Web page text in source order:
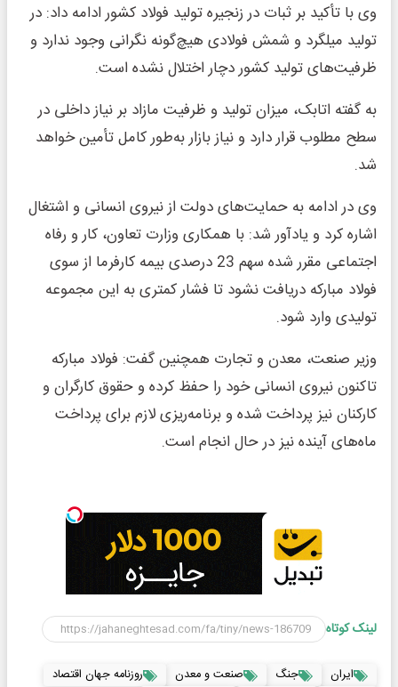
وی با تأکید بر ثبات در زنجیره تولید فولاد کشور ادامه داد: در
تولید میلگرد و شمش فولادی هیچ‌گونه نگرانی وجود ندارد و
ظرفیت‌های تولید کشور دچار اختلال نشده است.
به گفته اتابک، میزان تولید و ظرفیت مازاد بر نیاز داخلی در
سطح مطلوب قرار دارد و نیاز بازار به‌طور کامل تأمین خواهد
شد.
وی در ادامه به حمایت‌های دولت از نیروی انسانی و اشتغال
اشاره کرد و یادآور شد: با همکاری وزارت تعاون، کار و رفاه
اجتماعی مقرر شده سهم 23 درصدی بیمه کارفرما از سوی
فولاد مبارکه دریافت نشود تا فشار کمتری به این مجموعه
تولیدی وارد شود.
وزیر صنعت، معدن و تجارت همچنین گفت: فولاد مبارکه
تاکنون نیروی انسانی خود را حفظ کرده و حقوق کارگران و
کارکنان نیز پرداخت شده و برنامه‌ریزی لازم برای پرداخت
ماه‌های آینده نیز در حال انجام است.
لینک کوتاه
ایران جنگ صنعت و معدن
روزنامه جهان اقتصاد